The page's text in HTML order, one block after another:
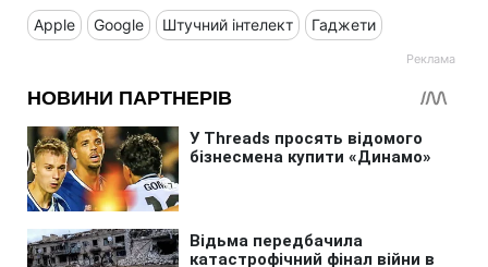
Apple Google Штучний інтелект Гаджети